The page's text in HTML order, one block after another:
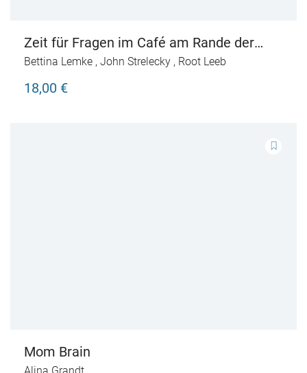
Zeit für Fragen im Café am Rande der
Welt
Bettina Lemke , John Strelecky , Root Leeb
18,00 €
Mom Brain